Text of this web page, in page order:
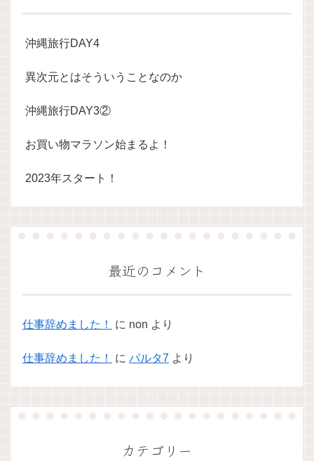
沖縄旅行DAY4
異次元とはそういうことなのか
沖縄旅行DAY3②
お買い物マラソン始まるよ！
2023年スタート！
最近のコメント
仕事辞めました！ に non より
仕事辞めました！ に パルタ7 より
カテゴリー